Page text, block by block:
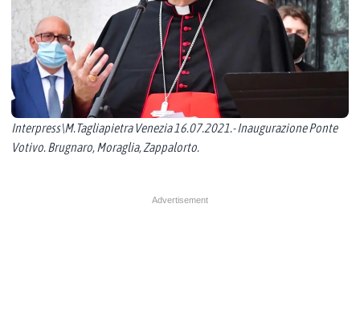
Interpress\M.Tagliapietra Venezia 16.07.2021.- Inaugurazione Ponte
Votivo. Brugnaro, Moraglia, Zappalorto.